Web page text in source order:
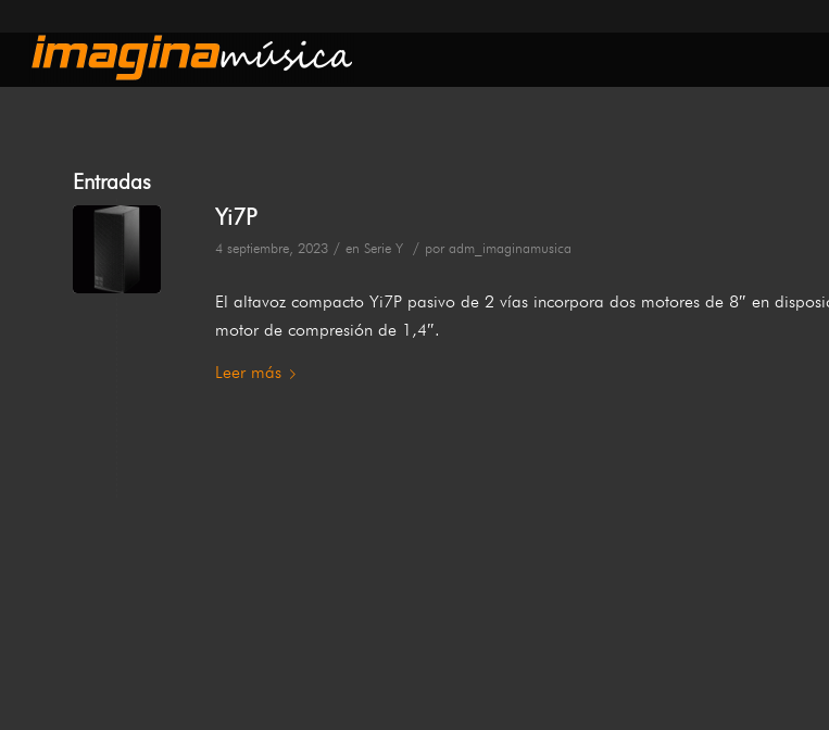
Entradas
Yi7P
4 septiembre, 2023 / en Serie Y / por adm_imaginamusica
El altavoz compacto Yi7P pasivo de 2 vías incorpora dos motores de 8″ en
motor de compresión de 1,4″.
Leer más